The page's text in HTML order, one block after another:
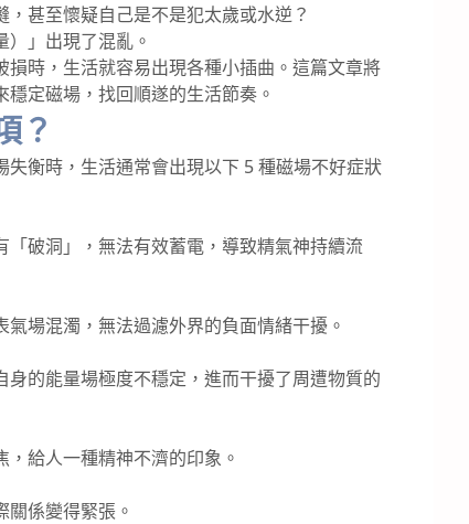
甚至懷疑自己是不是犯太歲或水逆？
」出現了混亂。
時，生活就容易出現各種小插曲。這篇文章將
定磁場，找回順遂的生活節奏。
？
衡時，生活通常會出現以下 5 種磁場不好症狀
破洞」，無法有效蓄電，導致精氣神持續流
場混濁，無法過濾外界的負面情緒干擾。
的能量場極度不穩定，進而干擾了周遭物質的
給人一種精神不濟的印象。
係變得緊張。